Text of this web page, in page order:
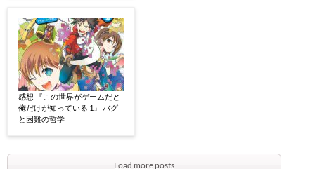
感想 『この世界がゲームだと
俺だけが知っている 1』 バグ
と困難の哲学
Load more posts